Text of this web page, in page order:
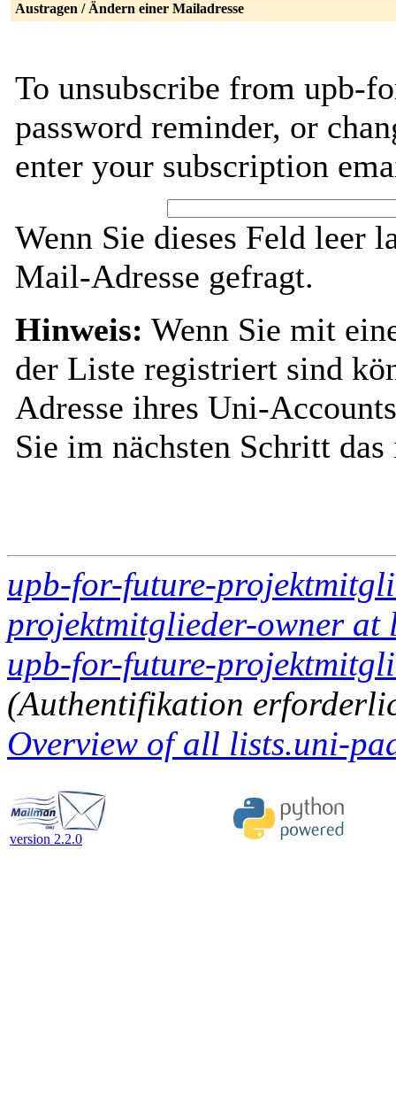
Austragen / Ändern einer Mailadresse
To unsubscribe from upb-
password reminder, or
enter your subscription
Wenn Sie dieses Feld leer
Mail-Adresse gefragt.
Hinweis: Wenn Sie mit
der Liste registriert sind
Adresse ihres Uni-
Sie im nächsten Schritt
upb-for-future-
projektmitglieder-owner at
upb-for-future-
(Authentifikation
Overview of all lists.uni-
version 2.2.0